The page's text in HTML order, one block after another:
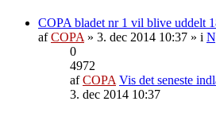
COPA bladet nr 1 vil blive uddelt
afCOPA » 3. dec 2014 10:37 » i
0
4972
afCOPA Vis det seneste
3. dec 2014 10:37